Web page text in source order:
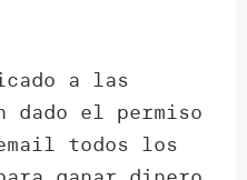
a las
dado el permiso
todos los